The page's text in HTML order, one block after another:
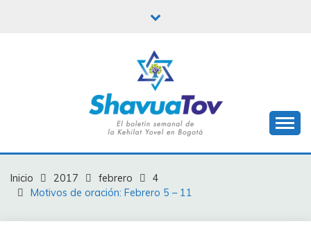
BOLETÍN SHAVUA
TOV
Inicio 2017 febrero
4
Motivos de oración: Febrero 5 – 11